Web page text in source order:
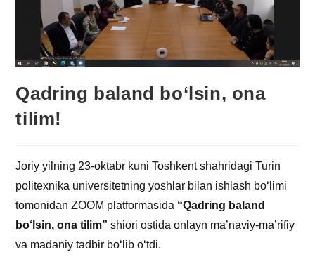
Qadring baland bo‘lsin, ona
tilim!
Joriy yilning 23-oktabr kuni Toshkent shahridagi Turin
politexnika universitetning yoshlar bilan ishlash bo‘limi
tomonidan ZOOM platformasida “Qadring baland
bo‘lsin, ona tilim” shiori ostida onlayn ma’naviy-ma’rifiy
va madaniy tadbir bo‘lib o‘tdi.